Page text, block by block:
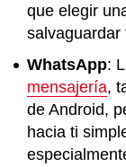
que elegir
salvaguardar
WhatsApp:
mensajería,
de Android,
hacia ti